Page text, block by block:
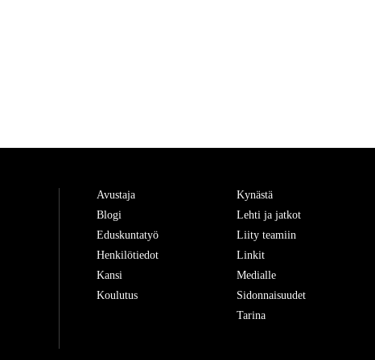
Avustaja
Blogi
Eduskuntatyö
Henkilötiedot
Kansi
Koulutus
Kynästä
Lehti ja jatkot
Liity teamiin
Linkit
Medialle
Sidonnaisuudet
Tarina